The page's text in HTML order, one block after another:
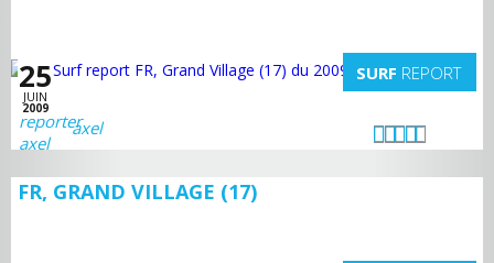
25
JUIN
2009
SURF REPORT
axel
FR, GRAND VILLAGE (17)